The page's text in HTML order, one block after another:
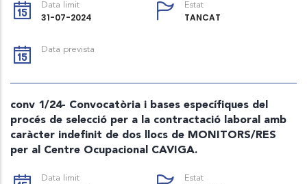
Data limit
31-07-2024
Estat
TANCAT
Data prevista
conv 1/24- Convocatòria i bases específiques del
procés de selecció per a la contractació laboral amb
caràcter indefinit de dos llocs de MONITORS/RES
per al Centre Ocupacional CAVIGA.
Data limit Estat